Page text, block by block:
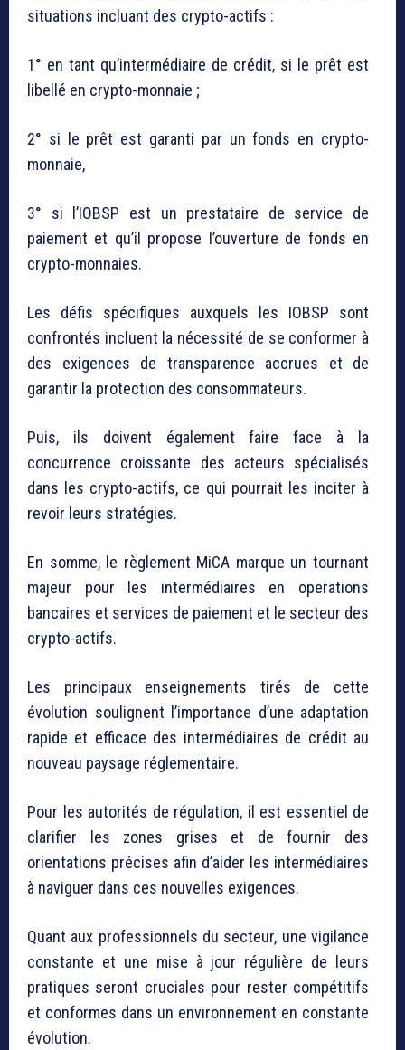
situations incluant des crypto-actifs :
1° en tant qu’intermédiaire de crédit, si le prêt est
libellé en crypto-monnaie ;
2° si le prêt est garanti par un fonds en crypto-
monnaie,
3° si l’IOBSP est un prestataire de service de
paiement et qu’il propose l’ouverture de fonds en
crypto-monnaies.
Les défis spécifiques auxquels les IOBSP sont
confrontés incluent la nécessité de se conformer à
des exigences de transparence accrues et de
garantir la protection des consommateurs.
Puis, ils doivent également faire face à la
concurrence croissante des acteurs spécialisés
dans les crypto-actifs, ce qui pourrait les inciter à
revoir leurs stratégies.
En somme, le règlement MiCA marque un tournant
majeur pour les intermédiaires en operations
bancaires et services de paiement et le secteur des
crypto-actifs.
Les principaux enseignements tirés de cette
évolution soulignent l’importance d’une adaptation
rapide et efficace des intermédiaires de crédit au
nouveau paysage réglementaire.
Pour les autorités de régulation, il est essentiel de
clarifier les zones grises et de fournir des
orientations précises afin d’aider les intermédiaires
à naviguer dans ces nouvelles exigences.
Quant aux professionnels du secteur, une vigilance
constante et une mise à jour régulière de leurs
pratiques seront cruciales pour rester compétitifs
et conformes dans un environnement en constante
évolution.